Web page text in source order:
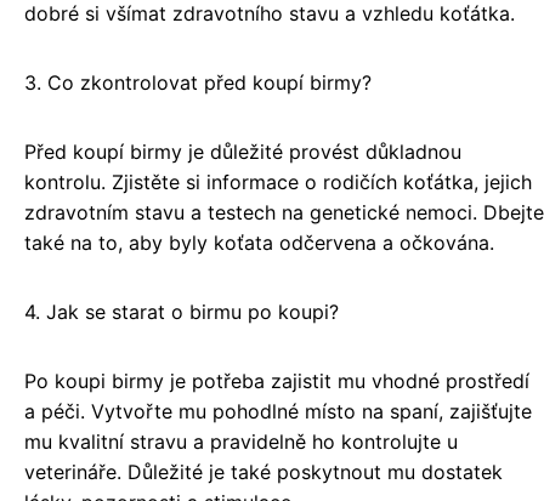
dobré si všímat zdravotního stavu a vzhledu koťátka.
3. Co zkontrolovat před koupí birmy?
Před koupí birmy je důležité provést důkladnou
kontrolu. Zjistěte si informace o rodičích koťátka, jejich
zdravotním stavu a testech na genetické nemoci. Dbejte
také na to, aby byly koťata odčervena a očkována.
4. Jak se starat o birmu po koupi?
Po koupi birmy je potřeba zajistit mu vhodné prostředí
a péči. Vytvořte mu pohodlné místo na spaní, zajišťujte
mu kvalitní stravu a pravidelně ho kontrolujte u
veterináře. Důležité je také poskytnout mu dostatek